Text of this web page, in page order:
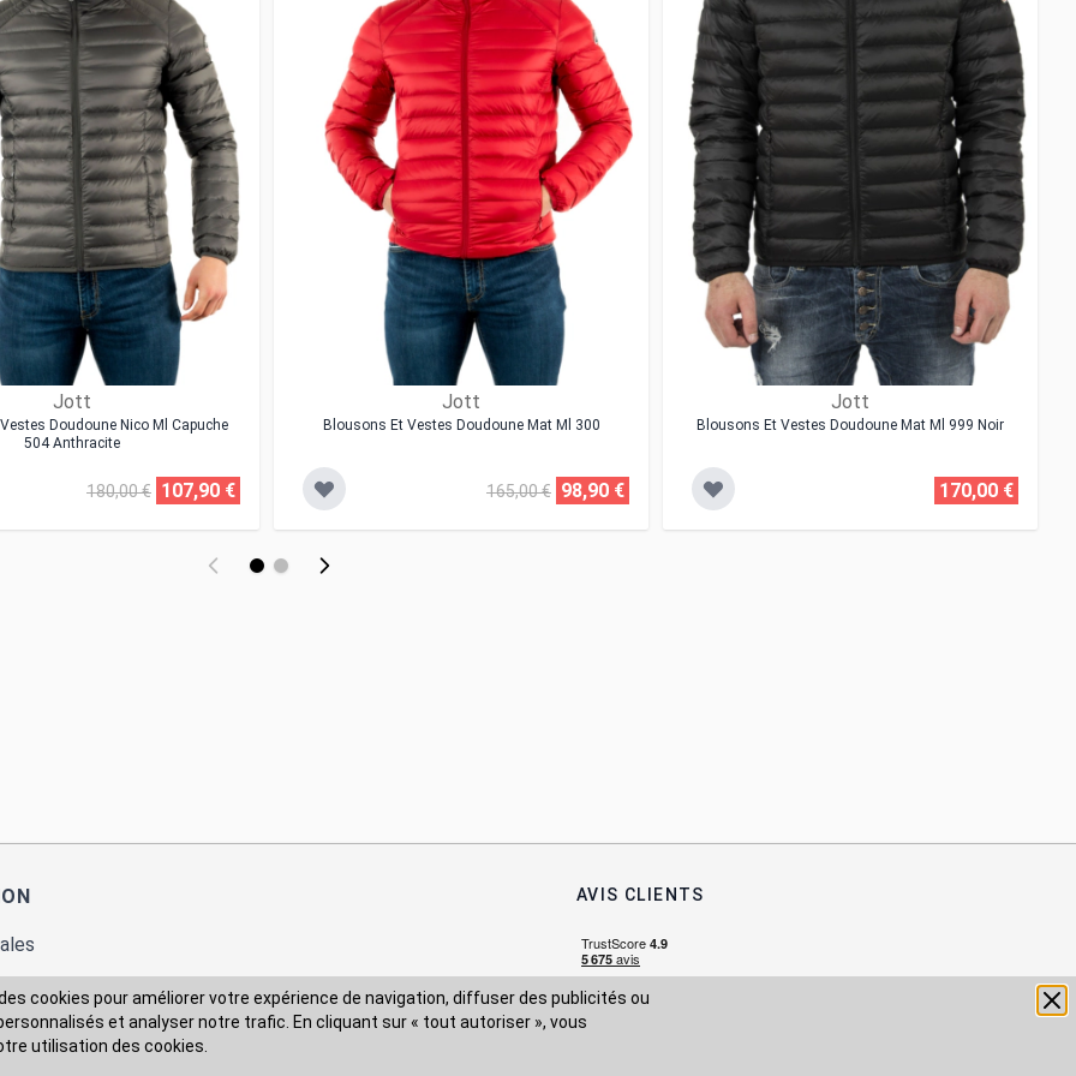
cookies pour améliorer votre expérience de navigation, diffuser des publicités ou
et analyser notre trafic. En cliquant sur « tout autoriser », vous
utilisation des cookies.
Jott
Doudoune Nico Ml Capuche
504 Anthracite
180,00 € 107,90 €
Jott
Blousons Et Vestes Doudoune Mat Ml 300
165,00 € 98,90 €
Jott
Blousons Et Vestes Doudoune Mat Ml 999 Noir
170,00 €
données
AVIS CLIENTS